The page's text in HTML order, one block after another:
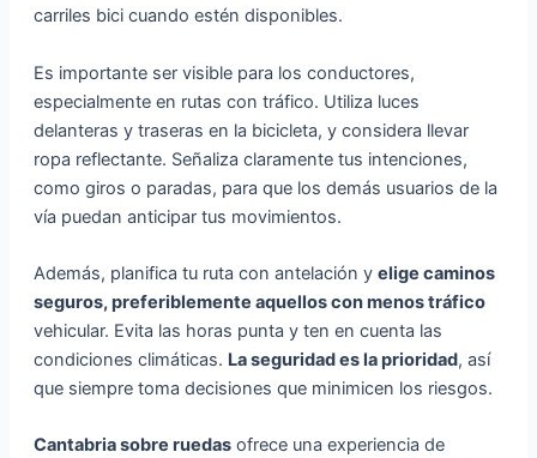
carriles bici cuando estén disponibles.
Es importante ser visible para los conductores,
especialmente en rutas con tráfico. Utiliza luces
delanteras y traseras en la bicicleta, y considera llevar
ropa reflectante. Señaliza claramente tus intenciones,
como giros o paradas, para que los demás usuarios de la
vía puedan anticipar tus movimientos.
Además, planifica tu ruta con antelación y elige caminos
seguros, preferiblemente aquellos con menos tráfico
vehicular. Evita las horas punta y ten en cuenta las
condiciones climáticas. La seguridad es la prioridad, así
que siempre toma decisiones que minimicen los riesgos.
Cantabria sobre ruedasofrece una experiencia de